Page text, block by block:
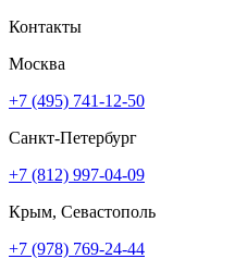
Контакты
Москва
+7 (495) 741-12-50
Санкт-Петербург
+7 (812) 997-04-09
Крым, Севастополь
+7 (978) 769-24-44